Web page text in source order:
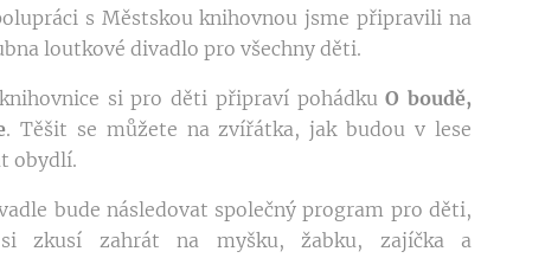
s Městskou knihovnou jsme připravili na
loutkové divadlo pro všechny děti.
si pro děti připraví pohádkuO boudě,
. Těšit se můžete na zvířátka, jak budou v lese
obydlí.
bude následovat společný program pro děti,
zkusí zahrát na myšku, žabku, zajíčka a